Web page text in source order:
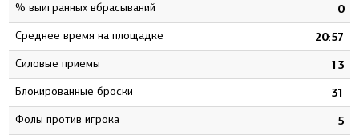
% выигранных вбрасываний 0
Среднее время на площадке 20:57
Силовые приемы 13
Блокированные броски 31
Фолы против игрока 5